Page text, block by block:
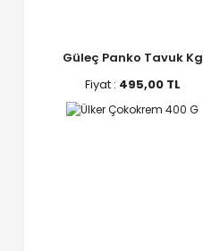
Güleç Panko Tavuk Kg
Fiyat : 495,00 TL